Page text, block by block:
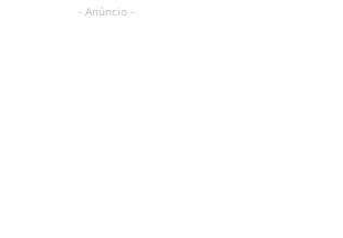
- Anúncio -